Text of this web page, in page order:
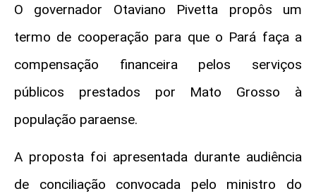
O governador Otaviano Pivetta propôs um
termo de cooperação para que o Pará faça a
compensação financeira pelos serviços
públicos prestados por Mato Grosso à
população paraense.
A proposta foi apresentada durante audiência
de conciliação convocada pelo ministro do